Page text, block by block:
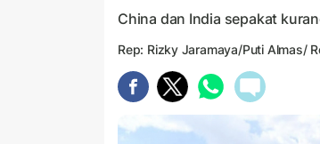
China dan India sepakat
Rep: Rizky Jaramaya/Puti Almas/